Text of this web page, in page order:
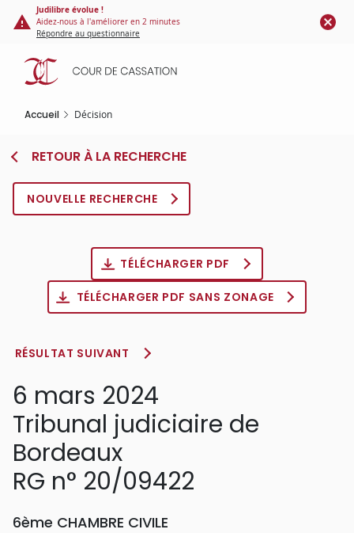
Panneau de gestion des cookies
contenu
principal
Judilibre évolue !
Aidez-nous à l'améliorer en 2 minutes
Répondre au questionnaire
Accueil Décision
RETOUR À LA RECHERCHE
NOUVELLE RECHERCHE
TÉLÉCHARGER PDF
TÉLÉCHARGER PDF SANS ZONAGE
RÉSULTAT SUIVANT
6 mars 2024
Tribunal judiciaire de
Bordeaux
RG n° 20/09422
6ème CHAMBRE CIVILE